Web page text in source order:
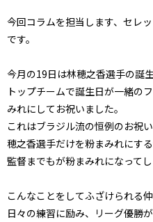
今回コラムを担当します、セレ
です。
今月の19日は林穂之香選手の誕
トップチームで誕生日が一緒の
みれにしてお祝いました。
これはブラジル流の恒例のお祝
穂之香選手だけを粉まみれにす
監督までもが粉まみれになってし
こんなことをしてふざけられる
日々の練習に励み、リーグ優勝